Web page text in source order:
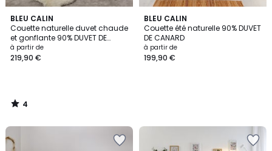
BLEU CALIN
Couette naturelle duvet chaude
et gonflante 90% DUVET DE
CANARD
à partir de
219,90 €
4
/
5
4
/
BLEU CALIN
Couette été naturelle 90% DUVET
DE CANARD
à partir de
199,90 €